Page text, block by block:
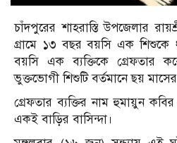
চাঁদপুরের শাহরাস্তি উপজেলার
গ্রামে ১৩ বছর বয়সি এক শিশুকে
বয়সি এক ব্যক্তিকে গ্রেফতার
ভুক্তভোগী শিশুটি বর্তমানে ছয় মাসের
গ্রেফতার ব্যক্তির নাম হুমায়ুন
একই বাড়ির বাসিন্দা।